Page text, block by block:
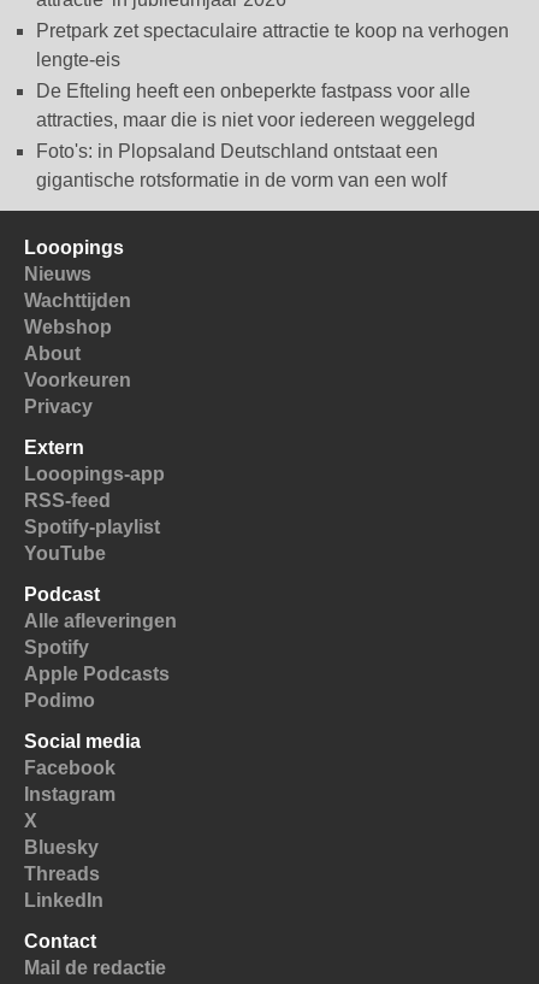
Pretpark zet spectaculaire attractie te koop na verhogen
lengte-eis
De Efteling heeft een onbeperkte fastpass voor alle
attracties, maar die is niet voor iedereen weggelegd
Foto's: in Plopsaland Deutschland ontstaat een
gigantische rotsformatie in de vorm van een wolf
Looopings
Nieuws
Wachttijden
Webshop
About
Voorkeuren
Privacy
Extern
Looopings-app
RSS-feed
Spotify-playlist
YouTube
Podcast
Alle afleveringen
Spotify
Apple Podcasts
Podimo
Social media
Facebook
Instagram
X
Bluesky
Threads
LinkedIn
Contact
Mail de redactie